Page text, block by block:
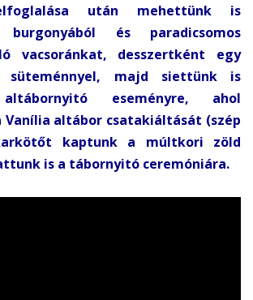
után mehettünk is
burgonyából és paradicsomos
vacsoránkat, desszertként egy
süteménnyel, majd siettünk is
eseményre, ahol
altábor csatakiáltását (szép
kaptunk a múltkori zöld
is a tábornyitó ceremóniára.